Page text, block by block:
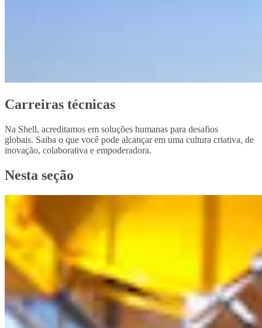
Carreiras técnicas
Na Shell, acreditamos em soluções humanas para desafios
globais. Saiba o que você pode alcançar em uma cultura criativa, de
inovação, colaborativa e empoderadora.
Nesta seção